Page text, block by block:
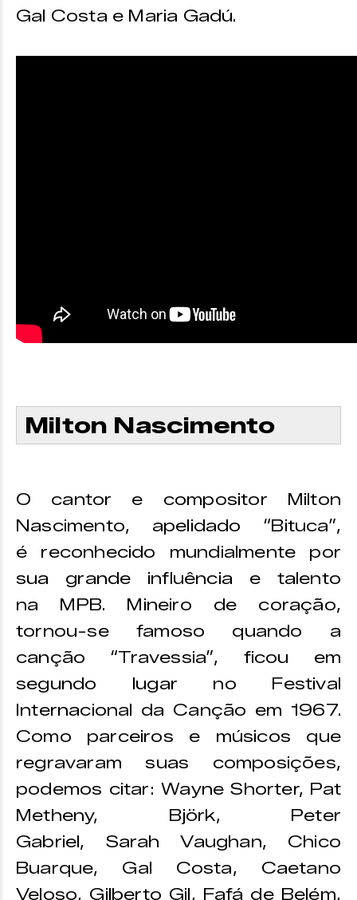
Gal Costa e Maria Gadú.
Milton Nascimento
O cantor e compositor Milton
Nascimento, apelidado “Bituca”,
é reconhecido mundialmente por
sua grande influência e talento
na MPB. Mineiro de coração,
tornou-se famoso quando a
canção “Travessia”, ficou em
segundo lugar no Festival
Internacional da Canção em 1967.
Como parceiros e músicos que
regravaram suas composições,
podemos citar: Wayne Shorter, Pat
Metheny, Björk, Peter
Gabriel, Sarah Vaughan, Chico
Buarque, Gal Costa, Caetano
Veloso, Gilberto Gil, Fafá de Belém,